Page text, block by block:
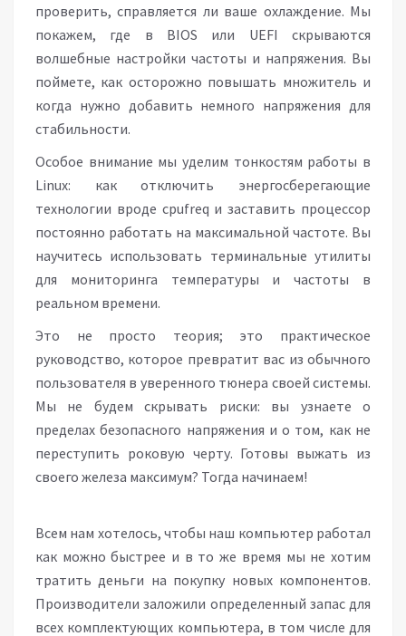
проверить, справляется ли ваше охлаждение. Мы
покажем, где в BIOS или UEFI скрываются
волшебные настройки частоты и напряжения. Вы
поймете, как осторожно повышать множитель и
когда нужно добавить немного напряжения для
стабильности.
Особое внимание мы уделим тонкостям работы в
Linux: как отключить энергосберегающие
технологии вроде cpufreq и заставить процессор
постоянно работать на максимальной частоте. Вы
научитесь использовать терминальные утилиты
для мониторинга температуры и частоты в
реальном времени.
Это не просто теория; это практическое
руководство, которое превратит вас из обычного
пользователя в уверенного тюнера своей системы.
Мы не будем скрывать риски: вы узнаете о
пределах безопасного напряжения и о том, как не
переступить роковую черту. Готовы выжать из
своего железа максимум? Тогда начинаем!
Всем нам хотелось, чтобы наш компьютер работал
как можно быстрее и в то же время мы не хотим
тратить деньги на покупку новых компонентов.
Производители заложили определенный запас для
всех комплектующих компьютера, в том числе для